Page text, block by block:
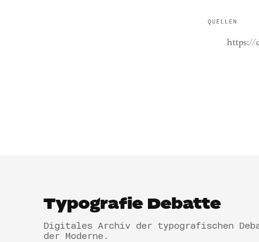
QUELLEN
https://
Typografie Debatte
Digitales Archiv der typografischen
der Moderne.